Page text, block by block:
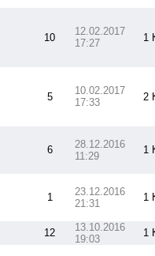
10
12.02.2017
17:27
1
5
10.02.2017
17:33
2
6
28.12.2016
11:29
1
1
23.12.2016
21:31
1
12
13.10.2016
19:03
1